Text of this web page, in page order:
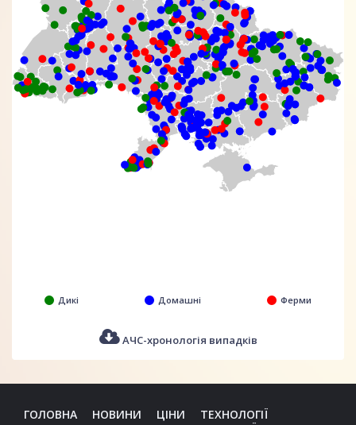
Дикі Домашні Ферми
АЧС-хронологія випадків
ГОЛОВНА НОВИНИ ЦІНИ
ТЕХНОЛОГІЇ